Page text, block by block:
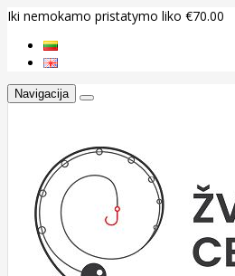
Iki nemokamo pristatymo liko €70.00
Navigacija